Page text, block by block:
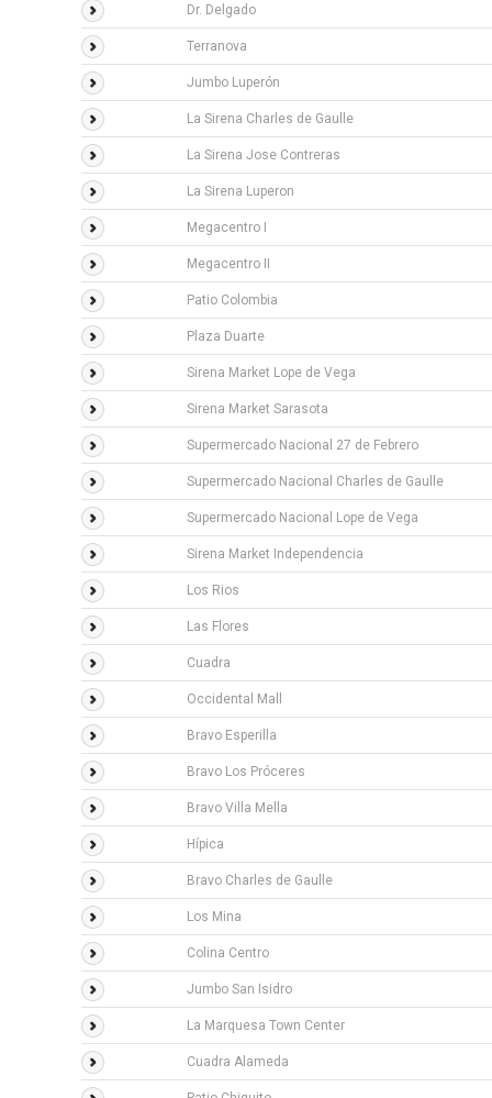
Dr. Delgado
Terranova
Jumbo Luperón
La Sirena Charles de Gaulle
La Sirena Jose Contreras
La Sirena Luperon
Megacentro I
Megacentro II
Patio Colombia
Plaza Duarte
Sirena Market Lope de Vega
Sirena Market Sarasota
Supermercado Nacional 27 de Febrero
Supermercado Nacional Charles de Gaulle
Supermercado Nacional Lope de Vega
Sirena Market Independencia
Los Rios
Las Flores
Cuadra
Occidental Mall
Bravo Esperilla
Bravo Los Próceres
Bravo Villa Mella
Hípica
Bravo Charles de Gaulle
Los Mina
Colina Centro
Jumbo San Isidro
La Marquesa Town Center
Cuadra Alameda